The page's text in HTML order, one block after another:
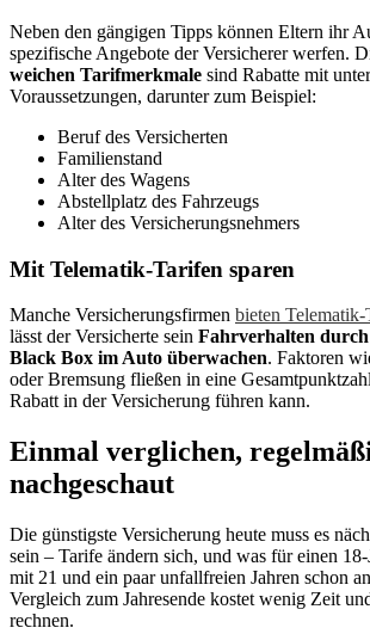
Neben den gängigen Tipps können Eltern ihr
spezifische Angebote der Versicherer werfen.
weichen Tarifmerkmale sind Rabatte mit
Voraussetzungen, darunter zum Beispiel:
Beruf des Versicherten
Familienstand
Alter des Wagens
Abstellplatz des Fahrzeugs
Alter des Versicherungsnehmers
Mit Telematik-Tarifen sparen
Manche Versicherungsfirmen bieten Telematik-
lässt der Versicherte sein Fahrverhalten
Black Box im Auto überwachen. Faktoren
oder Bremsung fließen in eine
Rabatt in der Versicherung führen kann.
Einmal verglichen,
nachgeschaut
Die günstigste Versicherung heute muss es
sein – Tarife ändern sich, und was für einen 18-
mit 21 und ein paar unfallfreien Jahren schon
Vergleich zum Jahresende kostet wenig Zeit
rechnen.